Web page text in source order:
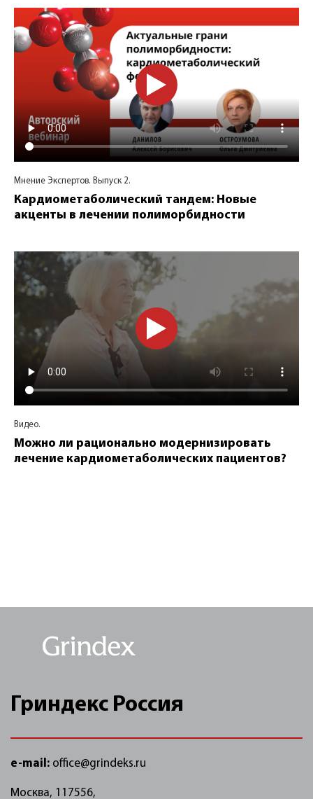
Мнение Экспертов. Выпуск 2.
Кардиометаболический тандем: Новые
акценты в лечении полиморбидности
Видео.
Можно ли рационально модернизировать
лечение кардиометаболических пациентов?
Гриндекс Россия
e-mail: office@grindeks.ru
Москва, 117556,